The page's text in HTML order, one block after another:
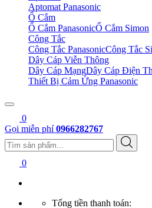
Aptomat Panasonic
Ổ Cắm
Ổ Cắm PanasonicỔ Cắm Simon
Công Tắc
Công Tắc PanasonicCông Tắc
Dây Cáp Viễn Thông
Dây Cáp MạngDây Cáp Điện
Thiết Bị Cảm Ứng Panasonic
0
Gọi miễn phí 0966282767
0
Tổng tiền thanh toán: